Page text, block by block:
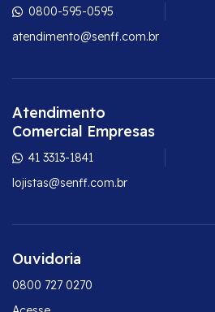
0800-595-0595
atendimento@senff.com.br
Atendimento
Comercial Empresas
41 3313-1841
lojistas@senff.com.br
Ouvidoria
0800 727 0270